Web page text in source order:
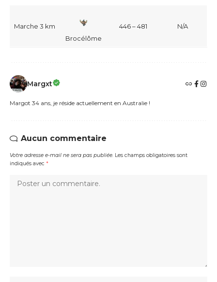
Marche 3 km
Brocélôme
446 – 481 N/A
Margxt
Margot 34 ans, je réside actuellement en Australie !
Aucun commentaire
Votre adresse e-mail ne sera pas publiée. Les champs obligatoires sont
indiqués avec *